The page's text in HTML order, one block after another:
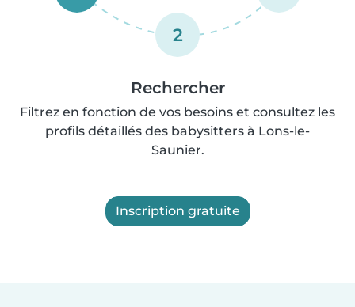
2
Rechercher
Filtrez en fonction de vos besoins et consultez les
profils détaillés des babysitters à Lons-le-
Saunier.
Inscription gratuite